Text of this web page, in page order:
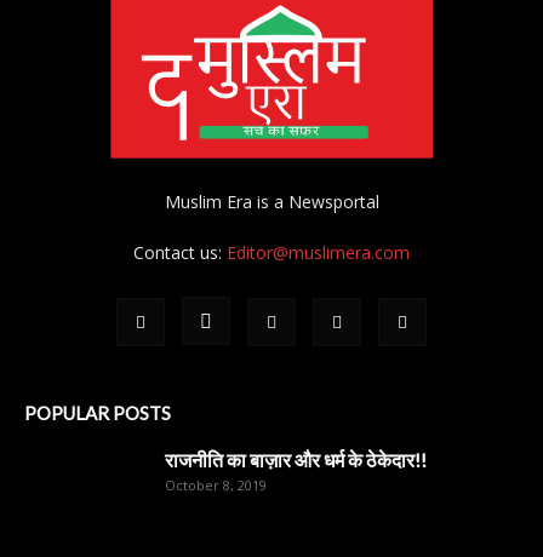
Muslim Era is a Newsportal
Contact us: Editor@muslimera.com
POPULAR POSTS
राजनीति का बाज़ार और धर्म के ठेकेदार!!
October 8, 2019